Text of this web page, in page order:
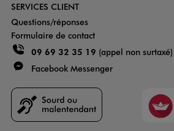
SERVICES CLIENT
Questions/réponses
Formulaire de contact
09 69 32 35 19 (appel non surtaxé)
Facebook Messenger
Faciliti